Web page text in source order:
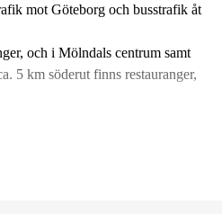
mot Göteborg och busstrafik åt
och i Mölndals centrum samt
5 km söderut finns restauranger,